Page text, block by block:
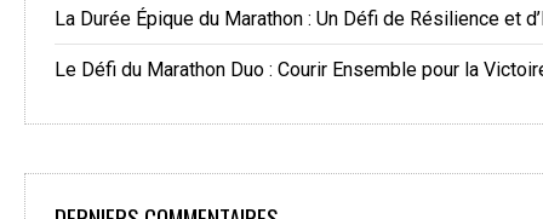
La Durée Épique du Marathon : Un Défi de Résilience et
Le Défi du Marathon Duo : Courir Ensemble pour la